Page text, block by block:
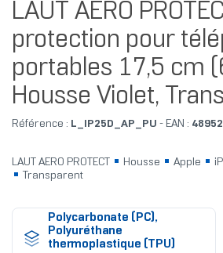
LAUT AERO
protection pour
portables 17,5 cm
Housse Violet,
Référence : L_IP25D_AP_PU - EAN :
LAUT AERO PROTECT Housse Apple
Transparent
Polycarbonate (PC),
Polyuréthane
thermoplastique (TPU)